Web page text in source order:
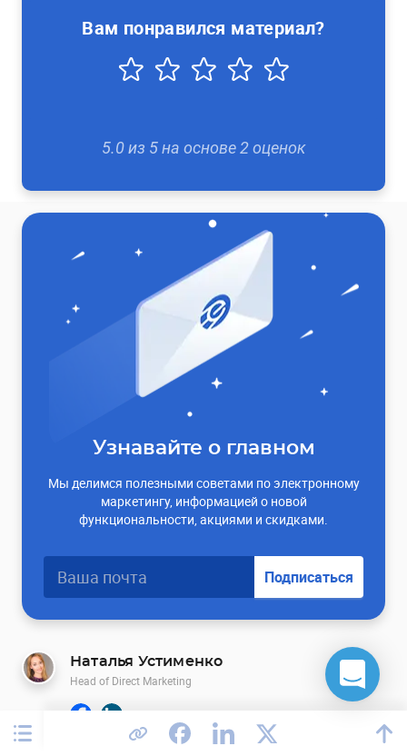
Вам понравился материал?
5.0из 5на основе2оценок
Узнавайте о главном
Мы делимся полезными советами по электронному
маркетингу, информацией о новой
функциональности, акциями и скидками.
Подписаться
Наталья Устименко
Head of Direct Marketing